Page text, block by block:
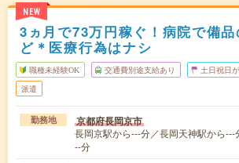
NEW
3ヵ月で73万円稼ぐ！病院で備
ど＊医療行為はナシ
職種未経験OK 交通費別途支給あり 土日祝日
派遣
勤務地 京都府長岡京市
長岡京駅から---分／長岡天神駅から
--分